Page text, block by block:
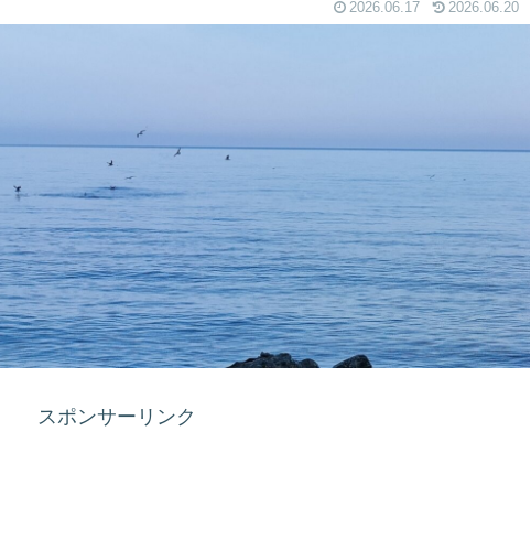
2026.06.17 2026.06.20
スポンサーリンク